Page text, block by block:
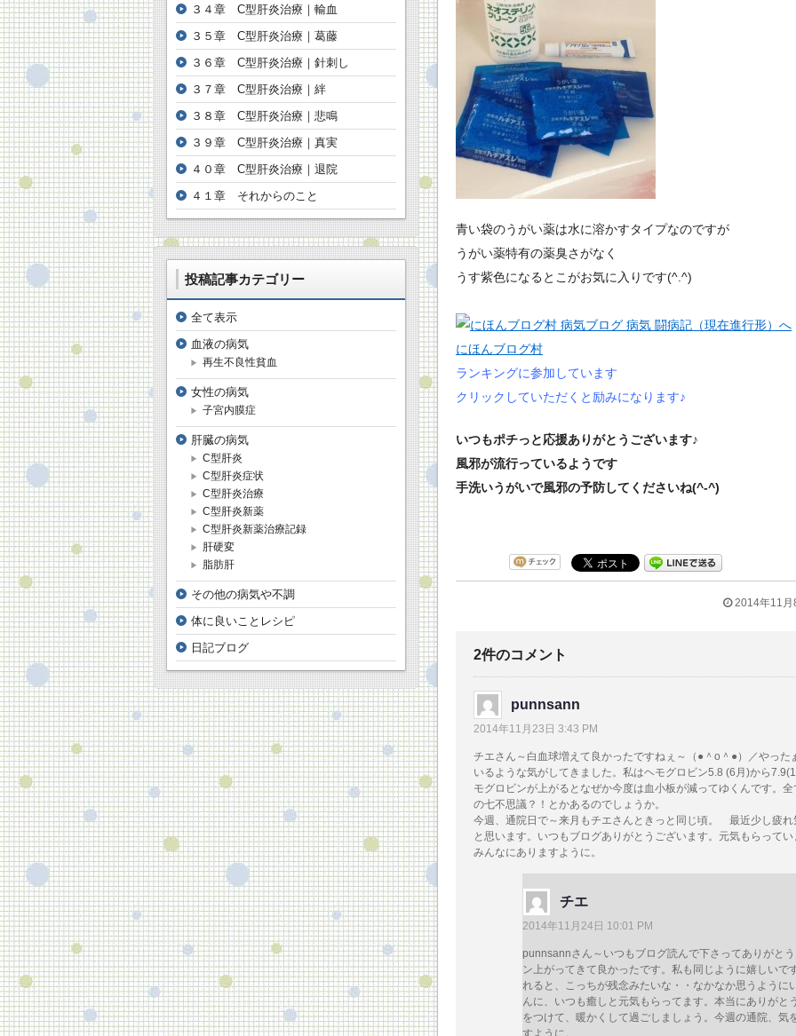
青い袋のうがい薬は水に溶かすタイプなのですが
うがい薬特有の薬臭さがなく
うす紫色になるとこがお気に入りです(^.^)
にほんブログ村
ランキングに参加しています
クリックしていただくと励みになります♪
いつもポチっと応援ありがとうございます♪
風邪が流行っているようです
手洗いうがいで風邪の予防してくださいね(^-^)
2014年11月
2件のコメント
punnsann
2014年11月23日 3:43 PM
チエさん～白血球増えて良かったですねぇ～（●＾o＾●）／やっ
いるような気がしてきました。私はヘモグロビン5.8 (6月)から
モグロビンが上がるとなぜか今度は血小板が減ってゆくんです。
の七不思議？！とかあるのでしょうか。
今週、通院日で～来月もチエさんときっと同じ頃。 最近少し疲
と思います。いつもブログありがとうございます。元気もらっ
みんなにありますように。
チエ
2014年11月24日 10:01 PM
punnsannさん～いつもブログ読んで下さってありがと
ン上がってきて良かったです。私も同じように嬉しい
れると、こっちが残念みたいな・・なかなか思うよう
んに、いつも癒しと元気もらってます。本当にありが
をつけて、暖かくして過ごしましょう。今週の通院、
すように。
３４章 C型肝炎治療｜輸血
３５章 C型肝炎治療｜葛藤
３６章 C型肝炎治療｜針刺し
３７章 C型肝炎治療｜絆
３８章 C型肝炎治療｜悲鳴
３９章 C型肝炎治療｜真実
４０章 C型肝炎治療｜退院
４１章 それからのこと
投稿記事カテゴリー
全て表示
血液の病気
再生不良性貧血
女性の病気
子宮内膜症
肝臓の病気
C型肝炎
C型肝炎症状
C型肝炎治療
C型肝炎新薬
C型肝炎新薬治療記録
肝硬変
脂肪肝
その他の病気や不調
体に良いことレシピ
日記ブログ